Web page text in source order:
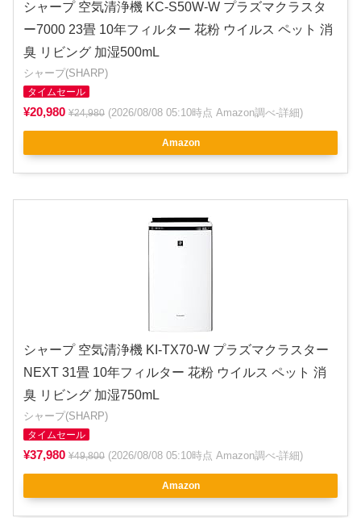
シャープ 空気清浄機 KC-S50W-W プラズマクラスタ
ー7000 23畳 10年フィルター 花粉 ウイルス ペット 消
臭 リビング 加湿500mL
シャープ(SHARP)
タイムセール
¥20,980 ¥24,980 (2026/08/08 05:10時点 Amazon調べ-詳細)
Amazon
シャープ 空気清浄機 KI-TX70-W プラズマクラスター
NEXT 31畳 10年フィルター 花粉 ウイルス ペット 消
臭 リビング 加湿750mL
シャープ(SHARP)
タイムセール
¥37,980 ¥49,800 (2026/08/08 05:10時点 Amazon調べ-詳細)
Amazon